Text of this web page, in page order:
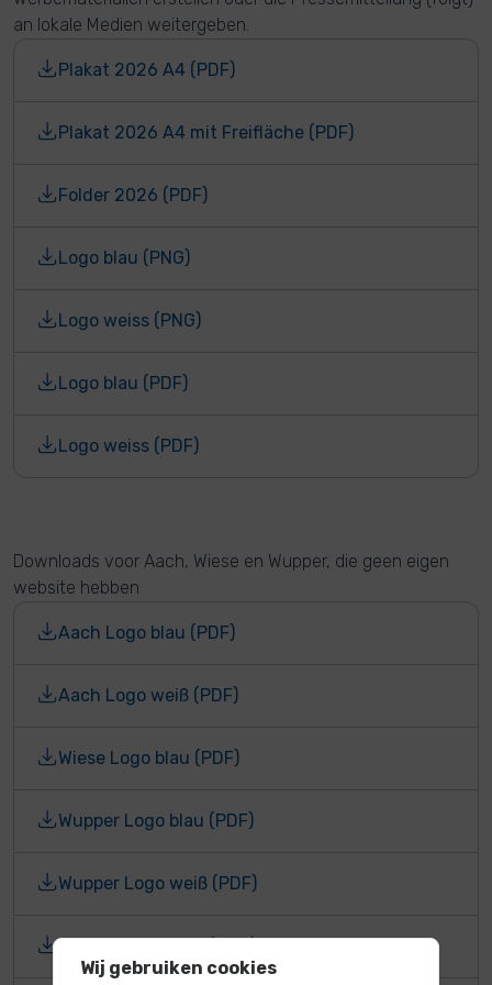
an lokale Medien weitergeben.
Plakat 2026 A4 (PDF)
Plakat 2026 A4 mit Freifläche (PDF)
Folder 2026 (PDF)
Logo blau (PNG)
Logo weiss (PNG)
Logo blau (PDF)
Logo weiss (PDF)
Downloads voor Aach, Wiese en Wupper, die geen eigen
website hebben
Aach Logo blau (PDF)
Aach Logo weiß (PDF)
Wiese Logo blau (PDF)
Wupper Logo blau (PDF)
Wupper Logo weiß (PDF)
Wupper Logo blau (PNG)
Wij gebruiken cookies